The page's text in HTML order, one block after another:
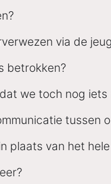
via de
betrokken?
we toch nog
tussen
plaats van het